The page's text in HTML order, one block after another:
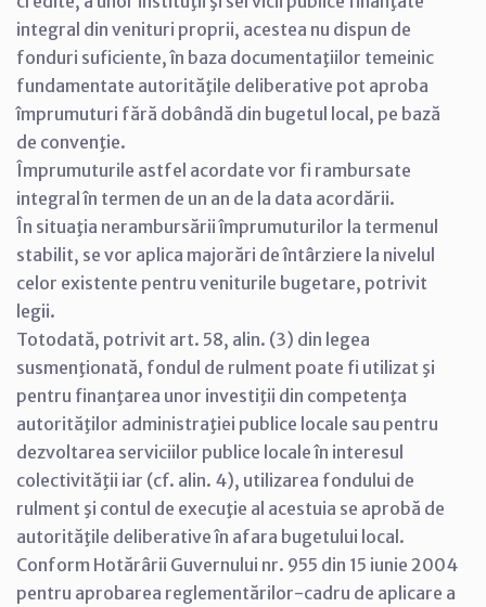
integral din venituri proprii, acestea nu dispun de
fonduri suficiente, în baza documentaţiilor temeinic
fundamentate autorităţile deliberative pot aproba
împrumuturi fără dobândă din bugetul local, pe bază
de convenţie.
Împrumuturile astfel acordate vor fi rambursate
integral în termen de un an de la data acordării.
În situaţia nerambursării împrumuturilor la termenul
stabilit, se vor aplica majorări de întârziere la nivelul
celor existente pentru veniturile bugetare, potrivit
legii.
Totodată, potrivit art. 58, alin. (3) din legea
susmenţionată, fondul de rulment poate fi utilizat şi
pentru finanţarea unor investiţii din competenţa
autorităţilor administraţiei publice locale sau pentru
dezvoltarea serviciilor publice locale în interesul
colectivităţii iar (cf. alin. 4), utilizarea fondului de
rulment şi contul de execuţie al acestuia se aprobă de
autorităţile deliberative în afara bugetului local.
Conform Hotărârii Guvernului nr. 955 din 15 iunie 2004
pentru aprobarea reglementărilor-cadru de aplicare a